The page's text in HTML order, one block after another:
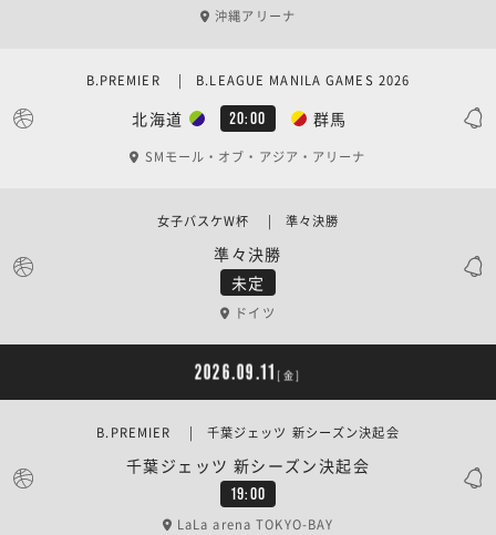
沖縄アリーナ
北海道 20:00 群馬
B.PREMIER | B.LEAGUE MANILA GAMES 2026
SMモール・オブ・アジア・アリーナ
未定
準々決勝
女子バスケW杯 | 準々決勝
ドイツ
2026.09.11 [金]
19:00
千葉ジェッツ 新シーズン決起会
B.PREMIER | 千葉ジェッツ 新シーズン決起会
LaLa arena TOKYO-BAY